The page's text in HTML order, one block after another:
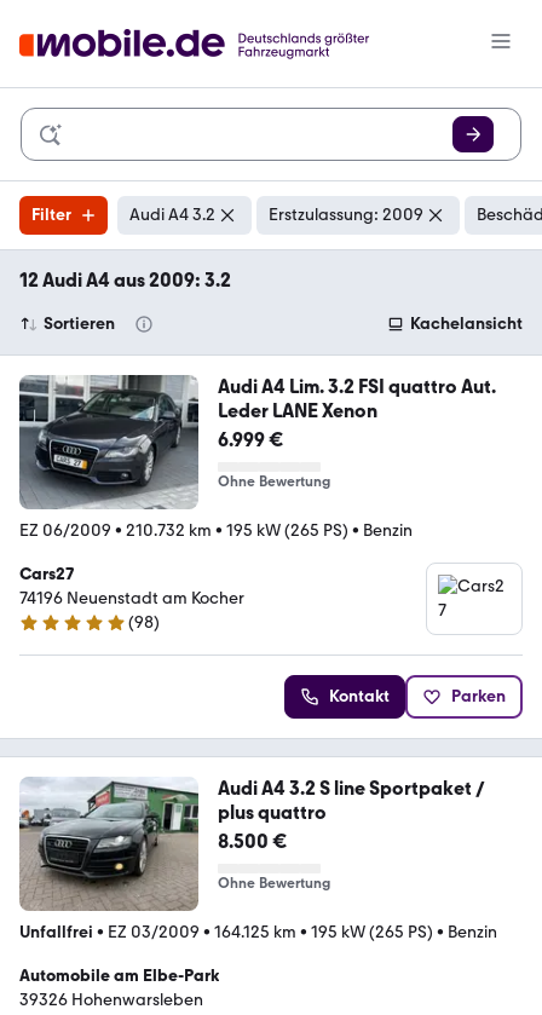
Filter Audi A4 3.2 Erstzulassung: 2009
12 Audi A4 aus 2009: 3.2
Sortieren Kachelansicht
Audi A4 Lim. 3.2 FSI quattro Aut.
Leder LANE Xenon
6.999 €
Ohne Bewertung
EZ 06/2009 • 210.732 km • 195 kW (265 PS) • Benzin
Cars27
74196 Neuenstadt am Kocher
5 Sterne
(98)
Kontakt Parken
Audi A4 3.2 S line Sportpaket /
plus quattro
8.500 €
Ohne Bewertung
Unfallfrei • EZ 03/2009 • 164.125 km • 195 kW (265 PS) • Benzin
Automobile am Elbe-Park
39326 Hohenwarsleben